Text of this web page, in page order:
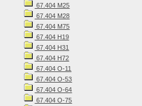
67.404 М25
67.404 М28
67.404 М75
67.404 Н19
67.404 Н31
67.404 Н72
67.404 О-11
67.404 О-53
67.404 О-64
67.404 О-75